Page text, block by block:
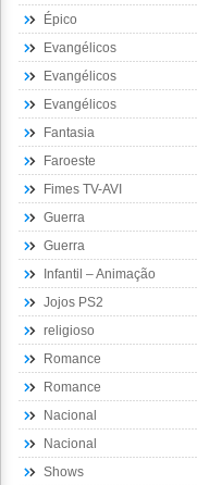
Épico
Evangélicos
Evangélicos
Evangélicos
Fantasia
Faroeste
Fimes TV-AVI
Guerra
Guerra
Infantil – Animação
Jojos PS2
religioso
Romance
Romance
Nacional
Nacional
Shows